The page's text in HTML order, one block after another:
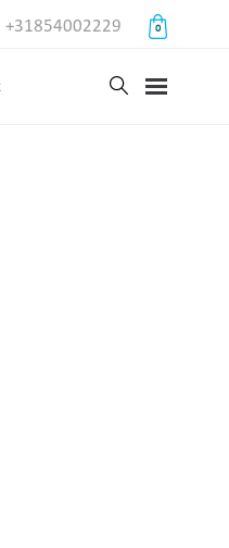
+31854002229 0